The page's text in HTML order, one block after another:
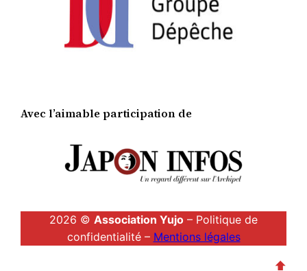
Avec l’aimable participation de
2026 © Association Yujo – Politique de
confidentialité – Mentions légales
⬆︎